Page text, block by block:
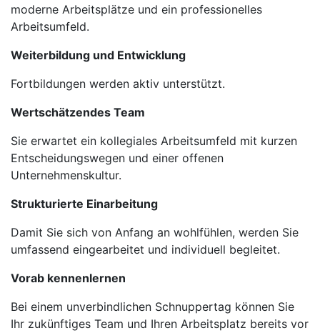
moderne Arbeitsplätze und ein professionelles
Arbeitsumfeld.
Weiterbildung und Entwicklung
Fortbildungen werden aktiv unterstützt.
Wertschätzendes Team
Sie erwartet ein kollegiales Arbeitsumfeld mit kurzen
Entscheidungswegen und einer offenen
Unternehmenskultur.
Strukturierte Einarbeitung
Damit Sie sich von Anfang an wohlfühlen, werden Sie
umfassend eingearbeitet und individuell begleitet.
Vorab kennenlernen
Bei einem unverbindlichen Schnuppertag können Sie
Ihr zukünftiges Team und Ihren Arbeitsplatz bereits vor